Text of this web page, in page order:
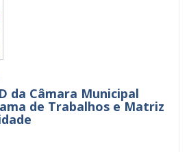
da Câmara Municipal
de Trabalhos e Matriz